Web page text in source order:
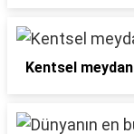
Kentsel